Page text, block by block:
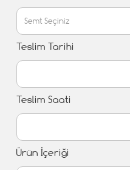
Teslim Tarihi
Teslim Saati
Ürün İçeriği